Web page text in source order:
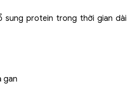
sung protein trong thời gian dài
gan